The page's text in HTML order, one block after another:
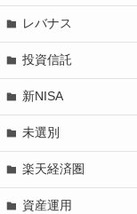
レバナス
投資信託
新NISA
未選別
楽天経済圏
資産運用